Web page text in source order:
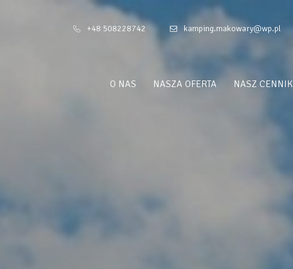
+48 508228742 kamping.makowary@wp.pl
O NAS NASZA OFERTA NASZ CENNIK